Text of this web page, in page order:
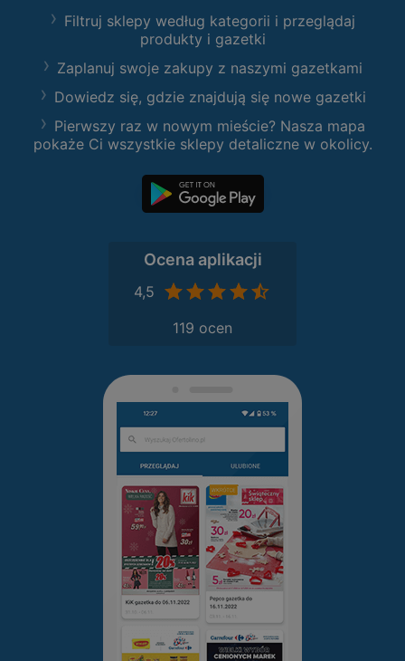
Filtruj sklepy według kategorii i przeglądaj
produkty i gazetki
Zaplanuj swoje zakupy z naszymi gazetkami
Dowiedz się, gdzie znajdują się nowe gazetki
Pierwszy raz w nowym mieście? Nasza mapa
pokaże Ci wszystkie sklepy detaliczne w okolicy.
Ocena aplikacji
4,5
119 ocen